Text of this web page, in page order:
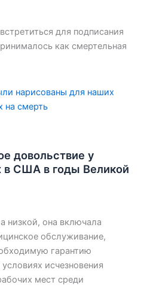
для подписания
как смертельная
довольствие у
в США в годы Великой
низкой, она включала
обслуживание,
гарантию
исчезновения
мест среди